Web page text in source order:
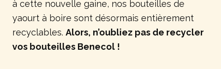
à cette nouvelle gaine, nos bouteilles de
yaourt à boire sont désormais entièrement
recyclables. Alors, n’oubliez pas de recycler
vos bouteilles Benecol !